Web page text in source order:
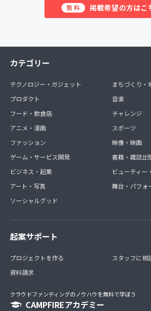
無料 掲載希望の方はこ
カテゴリー
テクノロジー・ガジェット
プロダクト
フード・飲食店
アニメ・漫画
ファッション
ゲーム・サービス開発
ビジネス・起業
アート・写真
ソーシャルグッド
まちづくり・
音楽
チャレンジ
スポーツ
映像・映画
書籍・雑誌出
ビューティー
舞台・パフォ
起案サポート
プロジェクトを作る
資料請求
スタッフに相
クラウドファンディングのノウハウを無料で学ぼう
CAMPFIREアカデミー